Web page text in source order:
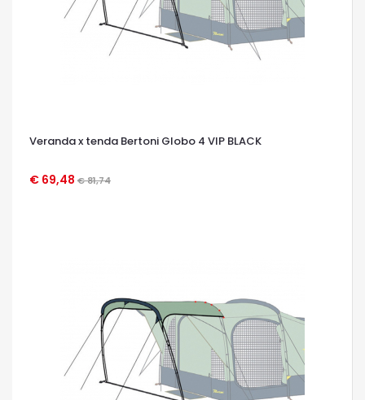
Veranda x tenda Bertoni Globo 4 VIP BLACK
€ 69,48 € 81,74
OCCHIATA VELOCE